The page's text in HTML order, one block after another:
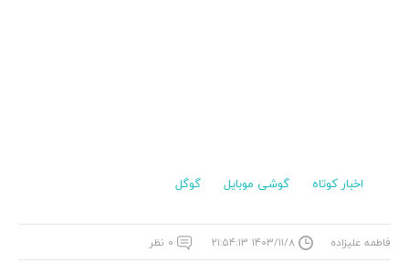
اخبار کوتاه گوشی موبایل گوگل
فاطمه علیزاده ۱۴۰۳/۱۱/۸ ۲۱:۵۴:۱۳ ۰ نظر